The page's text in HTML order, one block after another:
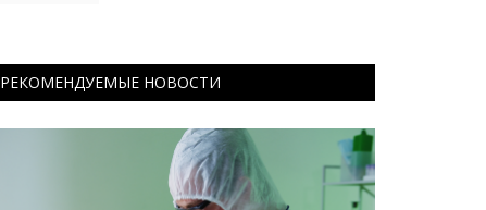
РЕКОМЕНДУЕМЫЕ НОВОСТИ